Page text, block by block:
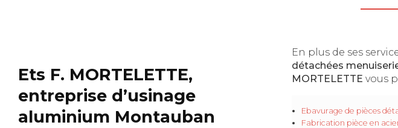
Ets F. MORTELETTE,
entreprise d’usinage
aluminium Montauban
En plus de ses
détachées
MORTELETTE vous
Ebavurage de pièces
Fabrication pièce en